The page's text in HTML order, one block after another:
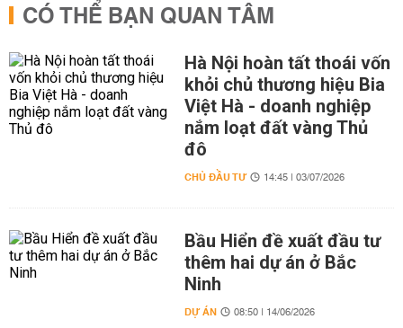
CÓ THỂ BẠN QUAN TÂM
Hà Nội hoàn tất thoái vốn
khỏi chủ thương hiệu Bia
Việt Hà - doanh nghiệp
nắm loạt đất vàng Thủ
đô
CHỦ ĐẦU TƯ 14:45 | 03/07/2026
Bầu Hiển đề xuất đầu tư
thêm hai dự án ở Bắc
Ninh
DỰ ÁN 08:50 | 14/06/2026